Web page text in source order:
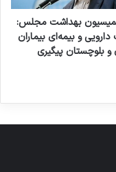
بهداشت مجلس:
و بیمه‌ای بیماران
بلوچستان پیگیری